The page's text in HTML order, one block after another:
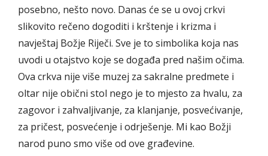
posebno, nešto novo. Danas će se u ovoj crkvi
slikovito rečeno dogoditi i krštenje i krizma i
navještaj Božje Riječi. Sve je to simbolika koja nas
uvodi u otajstvo koje se događa pred našim očima.
Ova crkva nije više muzej za sakralne predmete i
oltar nije obični stol nego je to mjesto za hvalu, za
zagovor i zahvaljivanje, za klanjanje, posvećivanje,
za pričest, posvećenje i odrješenje. Mi kao Božji
narod puno smo više od ove građevine.